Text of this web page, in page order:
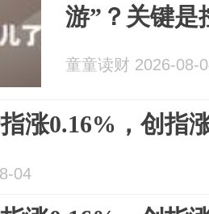
游”？关键是
童童读财 2026-08-
指涨0.16%，创指
04